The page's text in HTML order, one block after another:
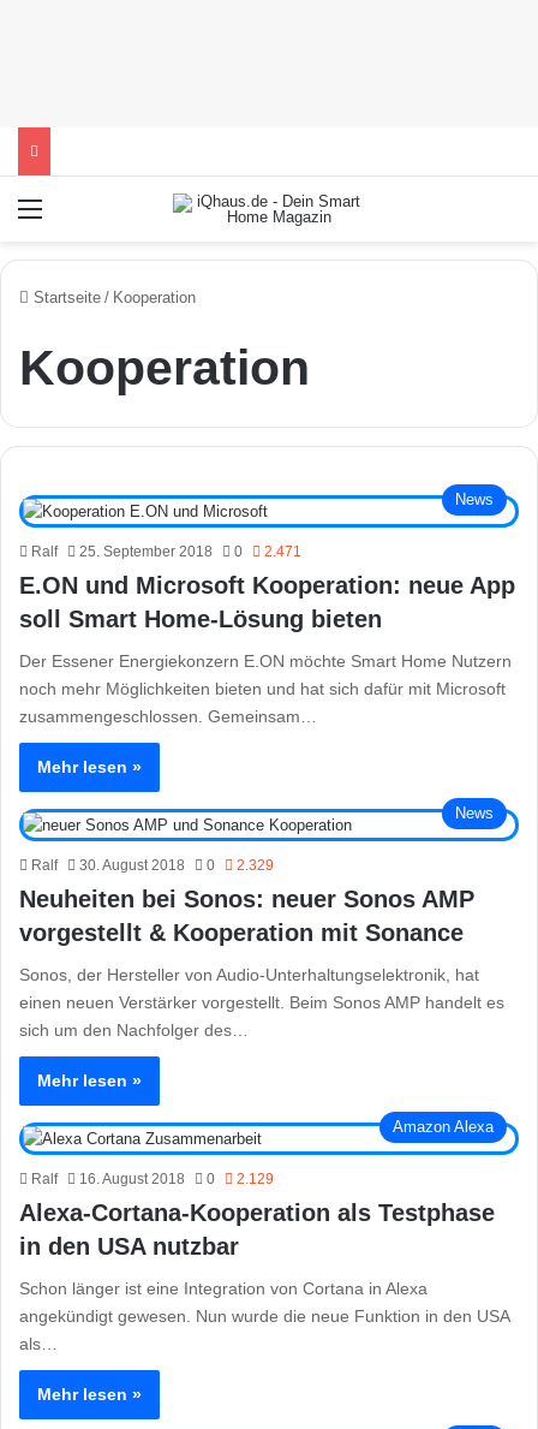
Startseite / Kooperation
Kooperation
News
Ralf 25. September 2018 0 2.471
E.ON und Microsoft Kooperation: neue App
soll Smart Home-Lösung bieten
Der Essener Energiekonzern E.ON möchte Smart Home Nutzern
noch mehr Möglichkeiten bieten und hat sich dafür mit Microsoft
zusammengeschlossen. Gemeinsam…
Mehr lesen »
News
Ralf 30. August 2018 0 2.329
Neuheiten bei Sonos: neuer Sonos AMP
vorgestellt & Kooperation mit Sonance
Sonos, der Hersteller von Audio-Unterhaltungselektronik, hat
einen neuen Verstärker vorgestellt. Beim Sonos AMP handelt es
sich um den Nachfolger des…
Mehr lesen »
Amazon Alexa
Ralf 16. August 2018 0 2.129
Alexa-Cortana-Kooperation als Testphase
in den USA nutzbar
Schon länger ist eine Integration von Cortana in Alexa
angekündigt gewesen. Nun wurde die neue Funktion in den USA
als…
Mehr lesen »